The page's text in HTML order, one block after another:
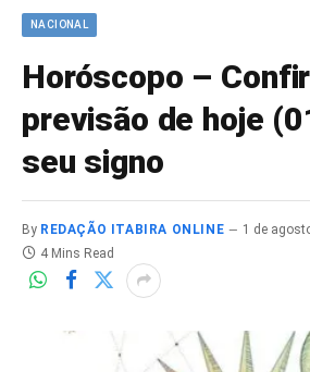
NACIONAL
Horóscopo –
previsão de hoje
seu signo
By REDAÇÃO ITABIRA ONLINE
1 de
4 Mins Read